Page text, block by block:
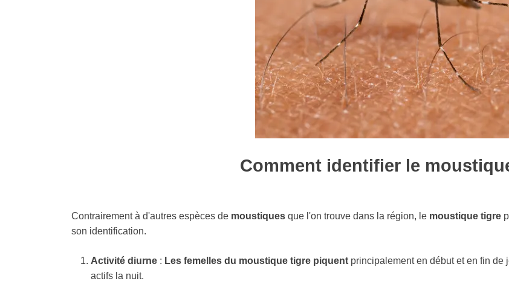
Comment identifier le
Contrairement à d'autres espèces de moustiques que l'on trouve dans la région, le moustique tigre
son identification.
Activité diurne : Les femelles du moustique tigre piquent principalement en début et en fin de
actifs la nuit.